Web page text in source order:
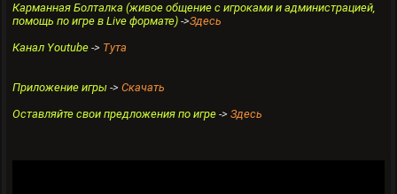
Карманная Болталка (живое общение с игроками и администрацией,
помощь по игре в Live формате) ->Здесь
Канал Youtube -> Тута
Приложение игры -> Скачать
Оставляйте свои предложения по игре -> Здесь